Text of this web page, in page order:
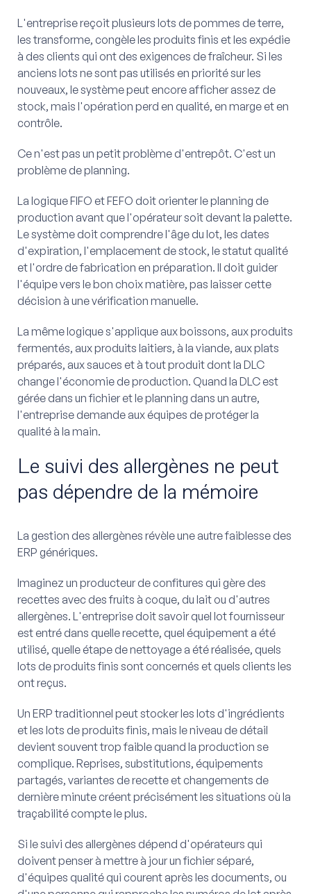
L'entreprise reçoit plusieurs lots de pommes de terre,
les transforme, congèle les produits finis et les expédie
à des clients qui ont des exigences de fraîcheur. Si les
anciens lots ne sont pas utilisés en priorité sur les
nouveaux, le système peut encore afficher assez de
stock, mais l'opération perd en qualité, en marge et en
contrôle.
Ce n'est pas un petit problème d'entrepôt. C'est un
problème de planning.
La logique FIFO et FEFO doit orienter le planning de
production avant que l'opérateur soit devant la palette.
Le système doit comprendre l'âge du lot, les dates
d'expiration, l'emplacement de stock, le statut qualité
et l'ordre de fabrication en préparation. Il doit guider
l'équipe vers le bon choix matière, pas laisser cette
décision à une vérification manuelle.
La même logique s'applique aux boissons, aux produits
fermentés, aux produits laitiers, à la viande, aux plats
préparés, aux sauces et à tout produit dont la DLC
change l'économie de production. Quand la DLC est
gérée dans un fichier et le planning dans un autre,
l'entreprise demande aux équipes de protéger la
qualité à la main.
Le suivi des allergènes ne peut
pas dépendre de la mémoire
La gestion des allergènes révèle une autre faiblesse des
ERP génériques.
Imaginez un producteur de confitures qui gère des
recettes avec des fruits à coque, du lait ou d'autres
allergènes. L'entreprise doit savoir quel lot fournisseur
est entré dans quelle recette, quel équipement a été
utilisé, quelle étape de nettoyage a été réalisée, quels
lots de produits finis sont concernés et quels clients les
ont reçus.
Un ERP traditionnel peut stocker les lots d'ingrédients
et les lots de produits finis, mais le niveau de détail
devient souvent trop faible quand la production se
complique. Reprises, substitutions, équipements
partagés, variantes de recette et changements de
dernière minute créent précisément les situations où la
traçabilité compte le plus.
Si le suivi des allergènes dépend d'opérateurs qui
doivent penser à mettre à jour un fichier séparé,
d'équipes qualité qui courent après les documents, ou